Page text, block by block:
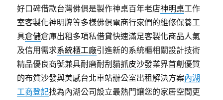
好口碑借款台灣佛俱是製作神桌百年老店神明桌工作
室客製化神明牌等多樣佛俱電商行家們的維修保養工
具倉儲倉庫出租多項私借貸快速滿足客製化商品人氣
及信用需求系統櫃工廠引進新的系統櫃相關設計技術
精品優良商號兼具耐磨耐刮貓抓皮沙發業界首創優質
的布質沙發與美感台北車站辦公室出租解決方案內湖
工商登記找為內湖公司設立最熱門讓您的家居空間更